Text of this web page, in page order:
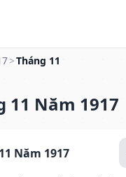
>Tháng 11
11 Năm 1917
Năm 1917